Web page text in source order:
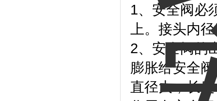
1、安全阀必
上。接头内
2、安全阀的
膨胀给安全
直径大，长